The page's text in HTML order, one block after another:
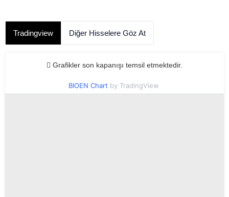
Tradingview Diğer Hisselere Göz At
Grafikler son kapanışı temsil etmektedir.
BIOEN Chart by TradingView